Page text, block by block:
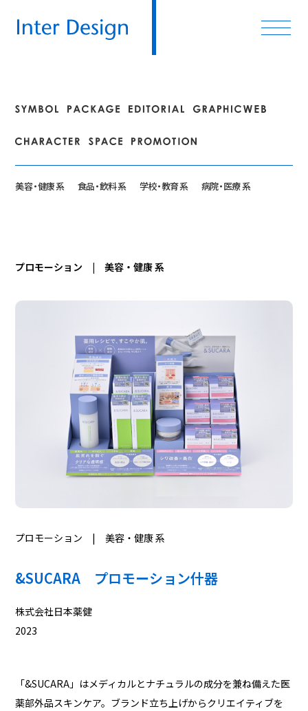
美容・健康 系 食品・飲料 系 学校・教育 系 病院・医療 系
プロモーション | 美容・健康 系
プロモーション | 美容・健康 系
&SUCARA プロモーション什器
株式会社日本薬健
2023
「&SUCARA」はメディカルとナチュラルの成分を兼ね備えた医
薬部外品スキンケア。ブランド立ち上げからクリエイティブを